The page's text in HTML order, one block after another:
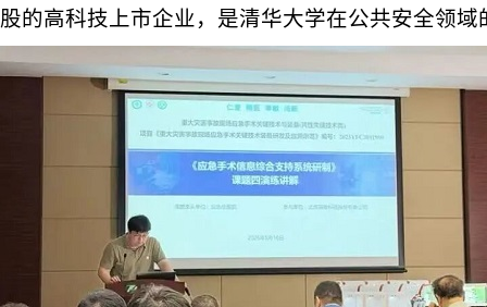
股的高科技上市企业，是清华大学在公共安全领